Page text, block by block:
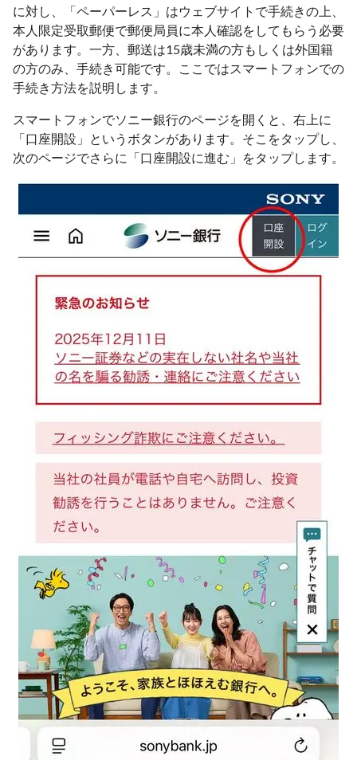
に対し、「ペーパーレス」はウェブサイトで手続きの上、
本人限定受取郵便で郵便局員に本人確認をしてもらう必要
があります。一方、郵送は15歳未満の方もしくは外国籍
の方のみ、手続き可能です。ここではスマートフォンでの
手続き方法を説明します。
スマートフォンでソニー銀行のページを開くと、右上に
「口座開設」というボタンがあります。そこをタップし、
次のページでさらに「口座開設に進む」をタップします。